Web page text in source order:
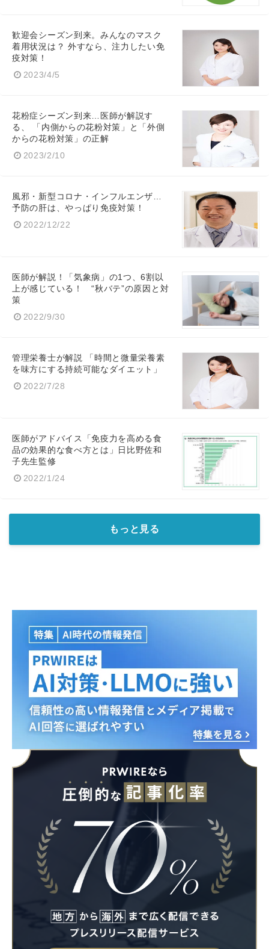
歓迎会シーズン到来。みんなのマスク
着用状況は？ 外すなら、注力したい免
疫対策！
2023/4/5
花粉症シーズン到来…医師が解説す
る、 「内側からの花粉対策」と「外側
からの花粉対策」の正解
2023/2/10
風邪・新型コロナ・インフルエンザ…
予防の肝は、やっぱり免疫対策！
2022/12/22
医師が解説！「気象病」の1つ、6割以
上が感じている！ “秋バテ”の原因と対
策
2022/9/30
管理栄養士が解説 「時間と微量栄養素
を味方にする持続可能なダイエット」
2022/7/28
医師がアドバイス「免疫力を高める食
品の効果的な食べ方とは」日比野佐和
子先生監修
2022/1/24
もっと見る